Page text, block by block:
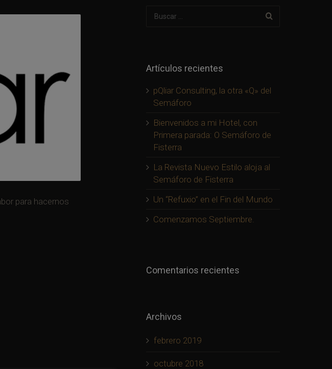
para hacernos
Artículos recientes
pQliar Consulting, la otra «Q» del
Semáforo
Bienvenidos a mi Hotel, con
Primera parada: O Semáforo de
Fisterra
La Revista Nuevo Estilo aloja al
Semáforo de Fisterra
Un “Refuxio” en el Fin del Mundo
Comenzamos Septiembre.
Comentarios recientes
Archivos
febrero 2019
octubre 2018